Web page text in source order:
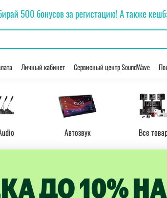
500 бонусов за регистацию! А также
Личный кабинет Сервисный центр SoundWave
Автозвук Все